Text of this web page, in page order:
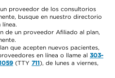
proveedor de los consultorios
busque en nuestro directorio
de un proveedor Afiliado al plan,
que acepten nuevos pacientes,
en línea o llame al 303-
(TTY 711), de lunes a viernes,